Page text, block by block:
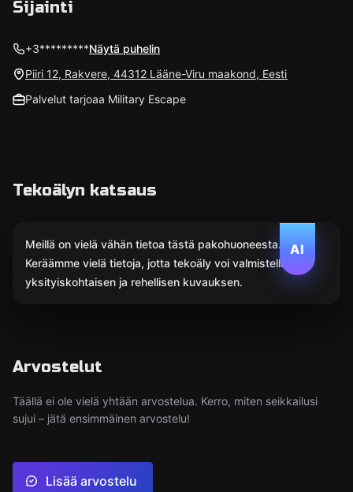
Sijainti
+3*********Näytä puhelin
Piiri 12, Rakvere, 44312 Lääne-Viru maakond, Eesti
Palvelut tarjoaa Military Escape
Tekoälyn katsaus
AI
Meillä on vielä vähän tietoa tästä pakohuoneesta.
Keräämme vielä tietoja, jotta tekoäly voi valmistella
yksityiskohtaisen ja rehellisen kuvauksen.
Arvostelut
Täällä ei ole vielä yhtään arvostelua. Kerro, miten seikkailusi
sujui – jätä ensimmäinen arvostelu!
Lisää arvostelu